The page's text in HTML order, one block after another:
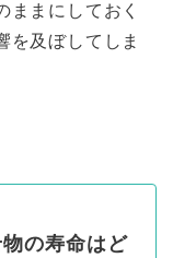
ままにしておく
を及ぼしてしま
の寿命はど